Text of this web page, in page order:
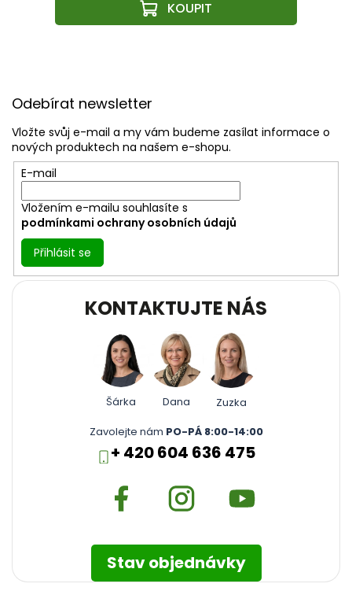
Odebírat newsletter
Vložte svůj e-mail a my vám budeme zasílat informace o
nových produktech na našem e-shopu.
E-mail
Vložením e-mailu souhlasíte s
podmínkami ochrany osobních údajů
Přihlásit se
KONTAKTUJTE NÁS
Šárka Dana
Zuzka
Zavolejte nám PO-PÁ 8:00-14:00
+ 420 604 636 475
Stav objednávky